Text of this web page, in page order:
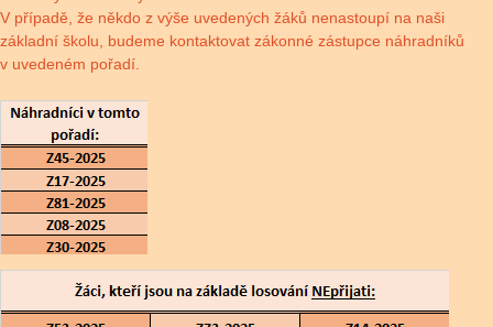
V případě, že někdo z výše uvedených žáků nenastoupí na naši
základní školu, budeme kontaktovat zákonné zástupce náhradníků
v uvedeném pořadí.